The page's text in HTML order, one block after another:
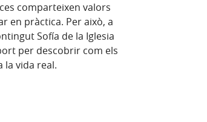
comparteixen valors
en pràctica. Per això, a
Sofía de la Iglesia
per descobrir com els
la vida real.